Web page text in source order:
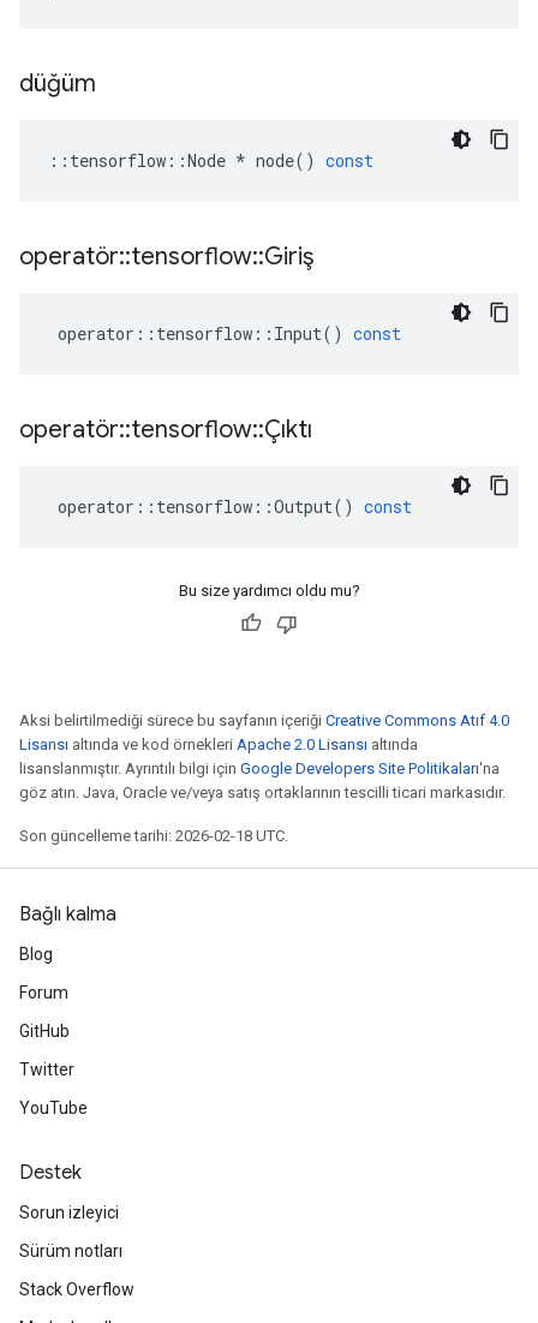
düğüm
:: tensorflow ::Node * node() const
operatör::tensorflow::Giriş
operator :: tensorflow :: Input() const
operatör::tensorflow::Çıktı
operator :: tensorflow ::Output() const
Bu size yardımcı oldu mu?
Aksi belirtilmediği sürece bu sayfanın içeriği Creative Commons Atıf 4.0
Lisansı altında ve kod örnekleri Apache 2.0 Lisansı altında
lisanslanmıştır. Ayrıntılı bilgi için Google Developers Site Politikaları'na
göz atın. Java, Oracle ve/veya satış ortaklarının tescilli ticari markasıdır.
Son güncelleme tarihi: 2026-02-18 UTC.
Bağlı kalma
Blog
Forum
GitHub
Twitter
YouTube
Destek
Sorun izleyici
Sürüm notları
Stack Overflow